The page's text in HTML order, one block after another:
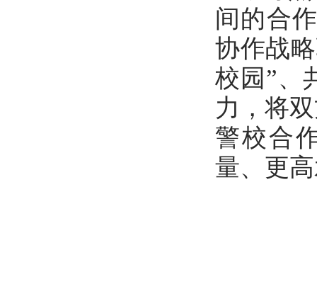
间的合
协作战
校园”、
力，将
警校合
量、更